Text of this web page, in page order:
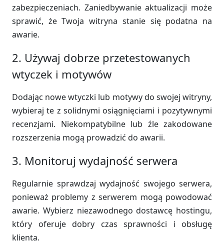
zabezpieczeniach. Zaniedbywanie aktualizacji może
sprawić, że Twoja witryna stanie się podatna na
awarie.
2. Używaj dobrze przetestowanych
wtyczek i motywów
Dodając nowe wtyczki lub motywy do swojej witryny,
wybieraj te z solidnymi osiągnięciami i pozytywnymi
recenzjami. Niekompatybilne lub źle zakodowane
rozszerzenia mogą prowadzić do awarii.
3. Monitoruj wydajność serwera
Regularnie sprawdzaj wydajność swojego serwera,
ponieważ problemy z serwerem mogą powodować
awarie. Wybierz niezawodnego dostawcę hostingu,
który oferuje dobry czas sprawności i obsługę
klienta.